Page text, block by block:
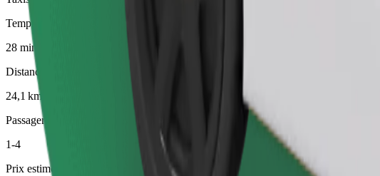
Temps de trajet estimé
28 min
Distance estimée
24,1 km
Passagers
1-4
Prix estimé